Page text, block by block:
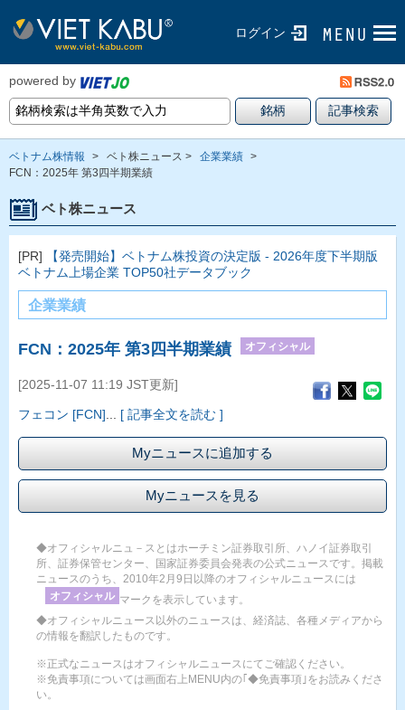
ログイン
powered by
ベトナム株情報 > ベト株ニュース > 企業業績 >
FCN：2025年 第3四半期業績
ベト株ニュース
[PR]
【発売開始】ベトナム株投資の決定版 - 2026年度下半期版
ベトナム上場企業 TOP50社データブック
企業業績
FCN：2025年 第3四半期業績 オフィシャル
[2025-11-07 11:19 JST更新]
フェコン [FCN] [ 記事全文を読む ]
Myニュースに追加する
Myニュースを見る
◆オフィシャルニュ－スとはホーチミン証券取引所、ハノイ証券取引
所、証券保管センター、国家証券委員会発表の公式ニュースです。掲載
ニュースのうち、2010年2月9日以降のオフィシャルニュースには
オフィシャル マークを表示しています。
◆オフィシャルニュース以外のニュースは、経済誌、各種メディアから
の情報を翻訳したものです。
※正式なニュースはオフィシャルニュースにてご確認ください。
※免責事項については画面右上MENU内の｢◆免責事項｣をお読みくださ
い。